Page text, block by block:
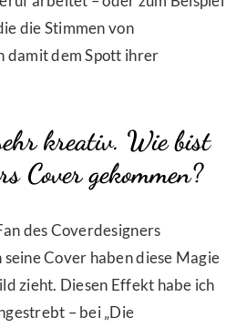
die Stimmen von
damit dem Spott ihrer
kreativ. Wie bist
Cover gekommen?
des Coverdesigners
Cover haben diese Magie
zieht. Diesen Effekt habe ich
– bei „Die